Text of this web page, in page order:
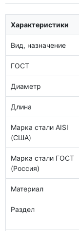
Характеристики
Вид, назначение
ГОСТ
Диаметр
Длина
Марка стали AISI
(США)
Марка стали ГОСТ
(Россия)
Материал
Раздел